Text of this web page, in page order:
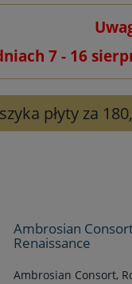
7 - 16
płyty za
Ambrosian
Renaissance
Ambrosian Consort,